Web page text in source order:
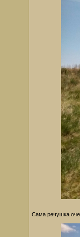
Сама речушка